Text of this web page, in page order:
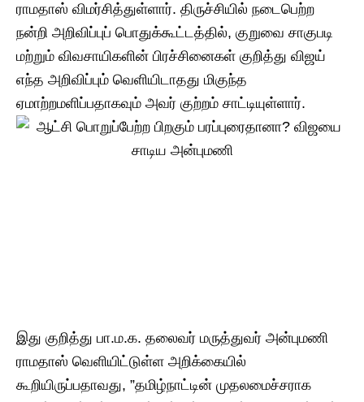
ராமதாஸ் விமர்சித்துள்ளார். திருச்சியில் நடைபெற்ற
நன்றி அறிவிப்புப் பொதுக்கூட்டத்தில், குறுவை சாகுபடி
மற்றும் விவசாயிகளின் பிரச்சினைகள் குறித்து விஜய்
எந்த அறிவிப்பும் வெளியிடாதது மிகுந்த
ஏமாற்றமளிப்பதாகவும் அவர் குற்றம் சாட்டியுள்ளார்.
இது குறித்து பா.ம.க. தலைவர் மருத்துவர் அன்புமணி
ராமதாஸ் வெளியிட்டுள்ள அறிக்கையில்
கூறியிருப்பதாவது, ”தமிழ்நாட்டின் முதலமைச்சராக